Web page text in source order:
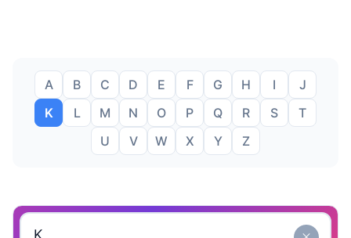
A B C D E F G H I
J
K
L M N O P Q R S
T
U
V W X Y Z